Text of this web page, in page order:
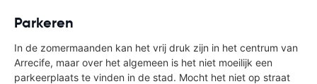
Parkeren
In de zomermaanden kan het vrij druk zijn in het centrum van
Arrecife, maar over het algemeen is het niet moeilijk een
parkeerplaats te vinden in de stad. Mocht het niet op straat